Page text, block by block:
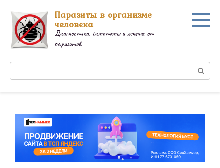
контенту
Паразиты в организме
человека
Диагностика, симптомы и лечение от
паразитов.